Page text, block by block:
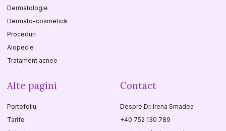
Dermatologie
Dermato-cosmetică
Proceduri
Alopecie
Tratament acnee
Alte pagini
Portofoliu
Tarife
Contact
Despre Dr. Irena Smadea
+40 752 130 789